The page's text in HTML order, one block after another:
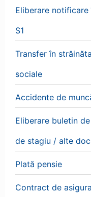
Eliberare
S1
Transfer în
sociale
Accidente de
Eliberare buletin
de stagiu / alte
Plată pensie
Contract de